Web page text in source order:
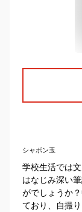
シャボン玉
学校生活では
はなじみ深い
がでしょうか
ており、自撮